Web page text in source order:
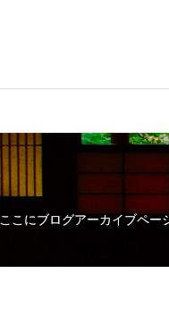
ここにブログアーカイブペー